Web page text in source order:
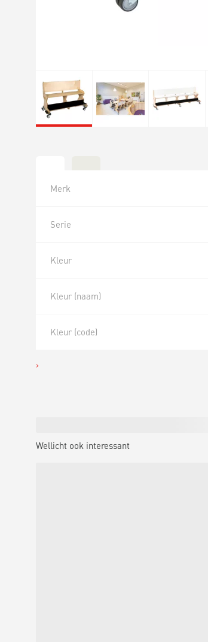
Merk
Serie
Kleur
Kleur (naam)
Kleur (code)
Wellicht ook interessant